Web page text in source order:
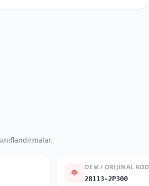
OEM / ORIJINAL KOD
28113-2P300